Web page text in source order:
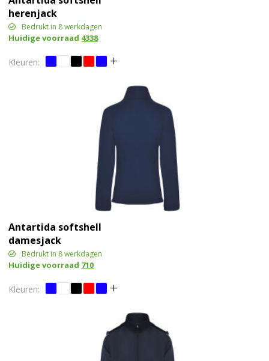
herenjack
Bedrukt in 8 werkdagen
Huidige voorraad 4338
Antartida softshell
damesjack
Bedrukt in 8 werkdagen
Huidige voorraad 710